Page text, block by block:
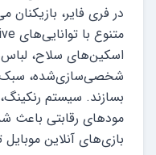
در فری فایر،
شخصی‌سازی‌شده، سبک